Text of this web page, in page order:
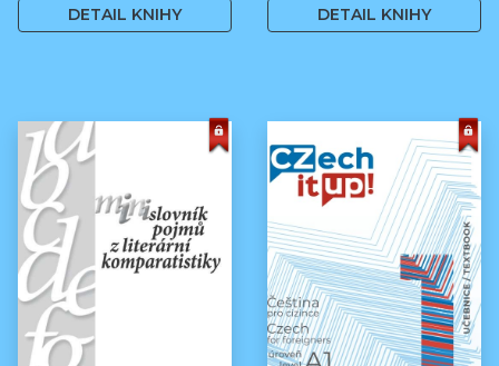
DETAIL KNIHY DETAIL KNIHY